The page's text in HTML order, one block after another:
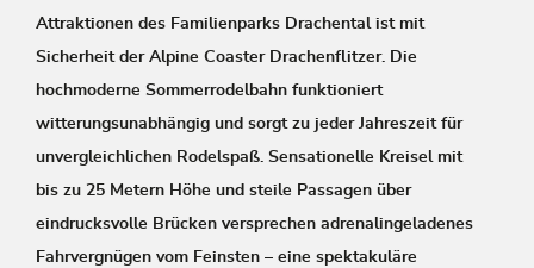
Attraktionen des Familienparks Drachental ist mit
Sicherheit der Alpine Coaster Drachenflitzer. Die
hochmoderne Sommerrodelbahn funktioniert
witterungsunabhängig und sorgt zu jeder Jahreszeit für
unvergleichlichen Rodelspaß. Sensationelle Kreisel mit
bis zu 25 Metern Höhe und steile Passagen über
eindrucksvolle Brücken versprechen adrenalingeladenes
Fahrvergnügen vom Feinsten – eine spektakuläre